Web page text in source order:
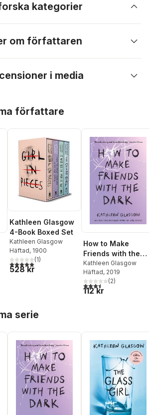
kategorier
om författaren
i media
författare
antal röster:
Kathleen Glasgow
4-Book Boxed Set
Kathleen Glasgow
Häftad, 1900
5,0utav 5 stjärnor. Totalt antal röster:
(1)
528 kr
How to Make
Friends with the
Dark
Kathleen Glasgow
Häftad, 2019
3,5utav 5 stjärnor.
(2)
112 kr
serie